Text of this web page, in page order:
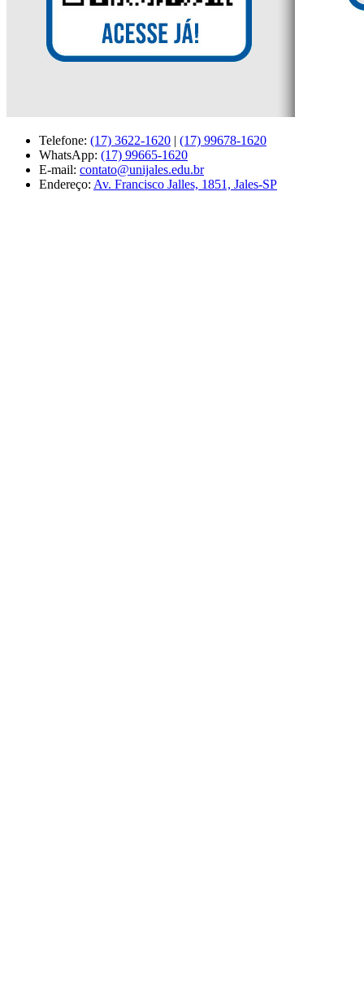
Telefone: (17) 3622-1620 | (17) 99678-1620
WhatsApp: (17) 99665-1620
E-mail: contato@unijales.edu.br
Endereço: Av. Francisco Jalles, 1851, Jales-SP